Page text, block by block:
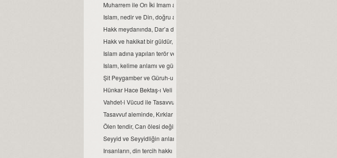
Muharrem ile On İki Imam ayları arasındaki fark, nedir?
Islam, nedir ve Din, doğru algılanmayınca neler olabilir?
Hakk meydanında, Dar’a durmak…
Hakk ve hakikat bir güldür, cevri cefası ise gülün dikenidir.
Islam adına yapılan terör ve şiddetin, islamla alakası ve yeri varmıdır?
Islam, kelime anlamı ve günümüzde, müslüman ülkelerde yaşanan islam...
Șit Peygamber ve Güruh-u Naci toplumu...
Hünkar Hace Bektaş-ı Veli ismi ve anlamı.
Vahdet-i Vücud ile Tasavvuf bilgi teorisi...
Tasavvuf aleminde, Kırklar Meclisi…
Ölen tendir, Can ölesi değildir…
Seyyid ve Seyyidliğin anlamı.
Insanların, din tercih hakkı var mıdır?